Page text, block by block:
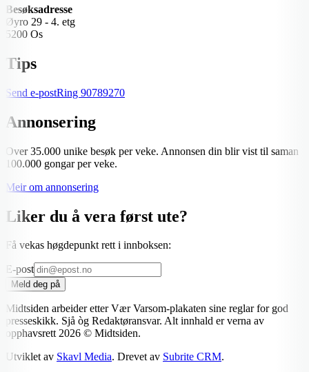
Besøksadresse
Øyro 29 - 4. etg
5200 Os
Tips
Send e-postRing 90789270
Annonsering
Over 35.000 unike besøk per veke. Annonsen din blir vist til saman
100.000 gongar per veke.
Meir om annonsering
Liker du å vera først ute?
Få vekas høgdepunkt rett i innboksen:
E-post
Meld deg på
Midtsiden arbeider etter Vær Varsom-plakaten sine reglar for god
presseskikk. Sjå òg Redaktøransvar. Alt innhald er verna av
opphavsrett2026 © Midtsiden.
Utviklet av Skavl Media. Drevet av Subrite CRM.